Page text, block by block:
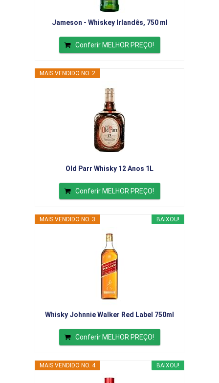
Jameson - Whiskey Irlandês, 750 ml
Conferir MELHOR PREÇO!
MAIS VENDIDO NO. 2
Old Parr Whisky 12 Anos 1L
Conferir MELHOR PREÇO!
BAIXOU!
MAIS VENDIDO NO. 3
Whisky Johnnie Walker Red Label 750ml
Conferir MELHOR PREÇO!
BAIXOU!
MAIS VENDIDO NO. 4